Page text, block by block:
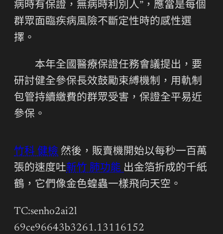
病時有保證，無病時利別人”，應當是每個
群眾面臨疾病風險不斷定性時的感性選
擇。
本年全國醫療保證任務會議提出，要
研討健全參保長效鼓勵束縛機制，用軌制
包管持續繳費的群眾受害，保證全平易近
參保。
竹科 健檢 然後，販賣機開始以每秒一百萬
張的速度吐新竹 肺功能 出金箔折成的千紙
鶴，它們像金色蝗蟲一樣飛向天空。
TC:senho2ai2l
69ce96643b3261.13116152